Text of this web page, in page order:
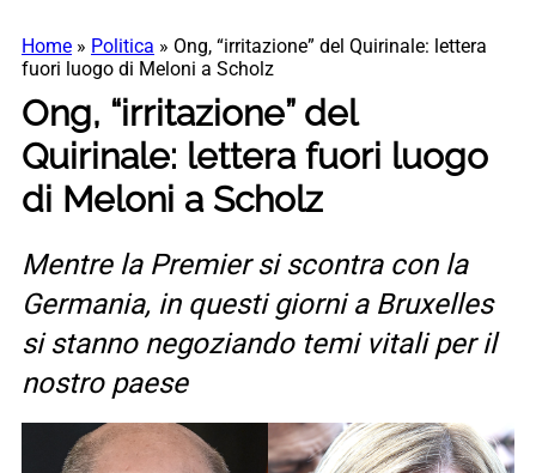
Home » Politica » Ong, “irritazione” del Quirinale: lettera
fuori luogo di Meloni a Scholz
Ong, “irritazione” del
Quirinale: lettera fuori luogo
di Meloni a Scholz
Mentre la Premier si scontra con la
Germania, in questi giorni a Bruxelles
si stanno negoziando temi vitali per il
nostro paese